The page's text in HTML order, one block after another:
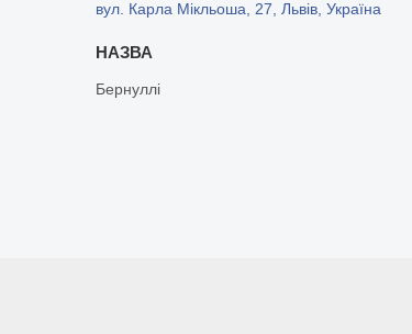
вул. Карла Мікльоша, 27, Львів, Україна
Бернуллі